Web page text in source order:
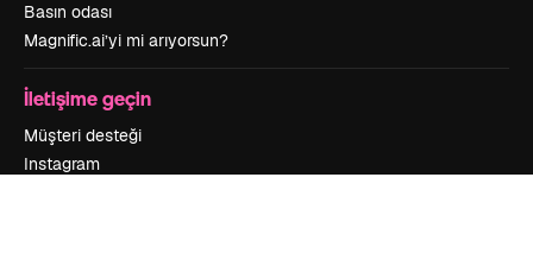
Basın odası
Magnific.ai’yi mi arıyorsun?
İletişime geçin
Müşteri desteği
Instagram